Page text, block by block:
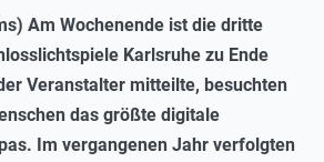
Am Wochenende ist die dritte
Karlsruhe zu Ende
Veranstalter mitteilte, besuchten
das größte digitale
Im vergangenen Jahr verfolgten